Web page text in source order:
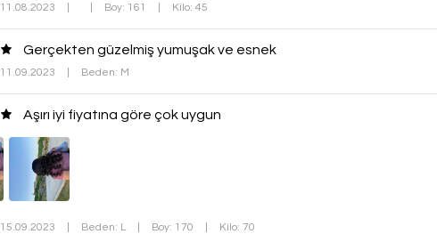
11.08.2023 Boy: 161 Kilo: 45
Gerçekten güzelmiş yumuşak ve esnek
11.09.2023 Beden: M
Aşırı iyi fiyatına göre çok uygun
15.09.2023 Beden: L Boy: 170 Kilo: 70